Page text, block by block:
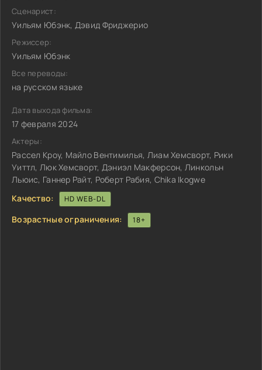
Сценарист:
Уильям Юбэнк, Дэвид Фриджерио
Режиссер:
Уильям Юбэнк
Все переводы:
на русском языке
Дата выхода фильма:
17 февраля 2024
Актеры:
Рассел Кроу, Майло Вентимилья, Лиам Хемсворт, Рики
Уиттл, Люк Хемсворт, Дэниэл Макферсон, Линкольн
Льюис, Ганнер Райт, Роберт Рабия, Chika Ikogwe
Качество:
HD WEB-DL
Возрастные ограничения: 18+